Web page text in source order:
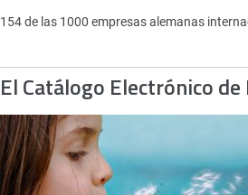
154 de las 1000 empresas alemanas
El Catálogo Electrónico